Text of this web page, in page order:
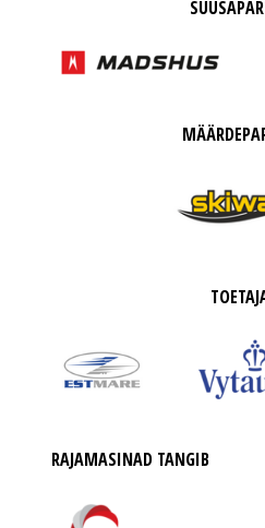
RAJAMASINAD TANGIB